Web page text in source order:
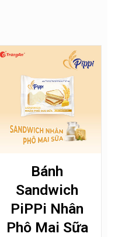
Bánh
Sandwich
PiPPi Nhân
Phô Mai Sữa